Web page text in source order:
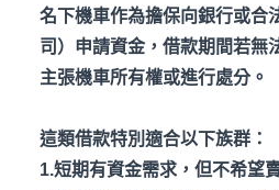
名下機車作為擔保向銀行或合
司）申請資金，借款期間若無
主張機車所有權或進行處分。
這類借款特別適合以下族群：
1.短期有資金需求，但不希望